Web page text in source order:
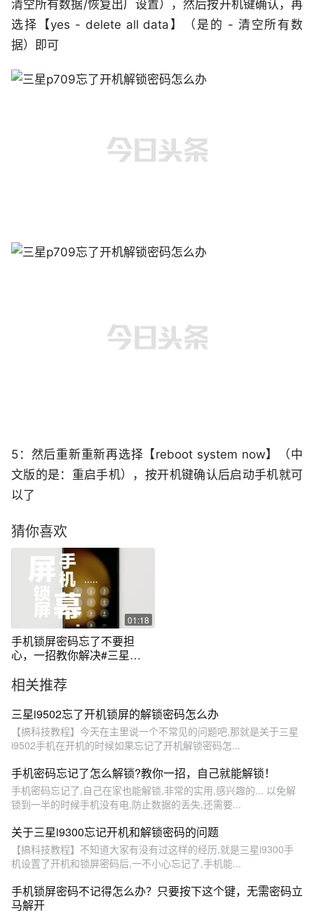
清空所有数据/恢复出厂设置），然后按开机键确认，再
选择【yes - delete all data】（是的 - 清空所有数
据）即可
5：然后重新重新再选择【reboot system now】（中
文版的是：重启手机），按开机键确认后启动手机就可
以了
猜你喜欢
01:18
手机锁屏密码忘了不要担
心，一招教你解决#三星
相关推荐
三星i9502忘了开机锁屏的解锁密码怎么办
【搞科技教程】今天在主里说一个不常见的问题吧,那就是关于三星
i9502手机在开机的时候如果忘记了开机解锁密码怎...
手机密码忘记了怎么解锁?教你一招，自己就能解锁！
手机密码忘记了,自己在家也能解锁,非常的实用,感兴趣的... 以免解
锁到一半的时候手机没有电,防止数据的丢失,还需要...
关于三星i9300忘记开机和解锁密码的问题
【搞科技教程】不知道大家有没有过这样的经历,就是三星i9300手
机设置了开机和锁屏密码后,一不小心忘记了,手机能...
手机锁屏密码不记得怎么办？只要按下这个键，无需密码立
马解开